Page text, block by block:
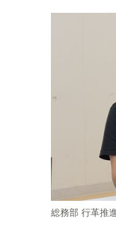
総務部 行革推